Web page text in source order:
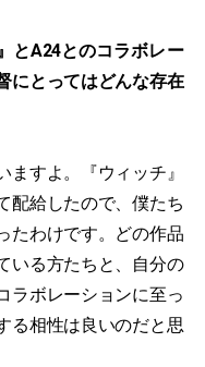
とA24とのコラボレー
にとってはどんな存在
すよ。『ウィッチ』
配給したので、僕たち
たわけです。どの作品
いる方たちと、自分の
ラボレーションに至っ
る相性は良いのだと思